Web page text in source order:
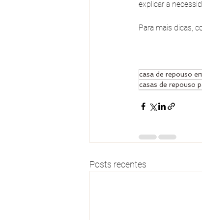
explicar a
Para mais dicas,
casa de repouso
casas de repouso
Posts recentes